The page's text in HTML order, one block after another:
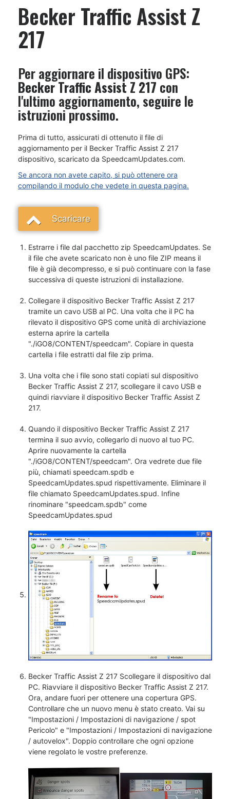
Becker Traffic Assist Z
217
Per aggiornare il dispositivo GPS:
Becker Traffic Assist Z 217 con
l'ultimo aggiornamento, seguire le
istruzioni prossimo.
Prima di tutto, assicurati di ottenuto il file di
aggiornamento per il Becker Traffic Assist Z 217
dispositivo, scaricato da SpeedcamUpdates.com.
Se ancora non avete capito, si può ottenere ora
compilando il modulo che vedete in questa pagina.
Scaricare
Estrarre i file dal pacchetto zip SpeedcamUpdates. Se
il file che avete scaricato non è uno file ZIP means il
file è già decompresso, e si può continuare con la fase
successiva di queste istruzioni di installazione.
Collegare il dispositivo Becker Traffic Assist Z 217
tramite un cavo USB al PC. Una volta che il PC ha
rilevato il dispositivo GPS come unità di archiviazione
esterna aprire la cartella
"./iGO8/CONTENT/speedcam". Copiare in questa
cartella i file estratti dal file zip prima.
Una volta che i file sono stati copiati sul dispositivo
Becker Traffic Assist Z 217, scollegare il cavo USB e
quindi riavviare il dispositivo Becker Traffic Assist Z
217.
Quando il dispositivo Becker Traffic Assist Z 217
termina il suo avvio, collegarlo di nuovo al tuo PC.
Aprire nuovamente la cartella
"./iGO8/CONTENT/speedcam". Ora vedrete due file
più, chiamati speedcam.spdb e
SpeedcamUpdates.spud rispettivamente. Eliminare il
file chiamato SpeedcamUpdates.spud. Infine
rinominare "speedcam.spdb" come
SpeedcamUpdates.spud
Becker Traffic Assist Z 217 Scollegare il dispositivo dal
PC. Riavviare il dispositivo Becker Traffic Assist Z 217.
Ora, andare fuori per ottenere una copertura GPS.
Controllare che un nuovo menu è stato creato. Vai su
"Impostazioni / Impostazioni di navigazione / spot
Pericolo" e "Impostazioni / Impostazioni di navigazione
/ autovelox". Doppio controllare che ogni opzione
viene regolato le vostre preferenze.